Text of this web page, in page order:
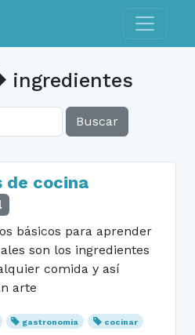
Toggle
ingredientes
Buscar
de cocina
básicos para aprender
son los ingredientes
comida y así
arte
gastronomia
cocinar